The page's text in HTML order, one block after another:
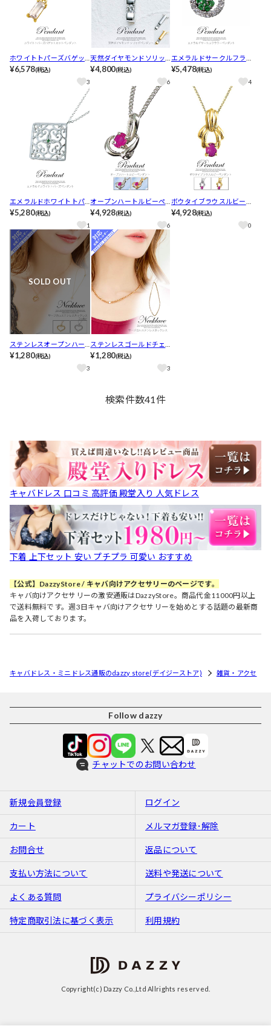
ホワイトトパーズバゲッ
トカットペンダントゴー
¥6,578(税込)
3
天然ダイヤモンドソリッ
ドペンダント
¥4,800(税込)
6
エメラルドサークルフラ
ワーペンダント
¥5,478(税込)
4
エメラルドホワイトトパ
ーズペンダント
¥5,280(税込)
1
オープンハートルビーペ
ンダント
¥4,928(税込)
6
ボウタイブラウスルビー
ペンダント
¥4,928(税込)
0
SOLD OUT
ステンレスオープンハー
トネックレス
¥1,280(税込)
3
ステンレスゴールドチェ
ーンネックレス
¥1,280(税込)
3
検索件数41件
キャバドレス 口コミ 高評価 殿堂入り 人気ドレス
下着 上下セット 安い プチプラ 可愛い おすすめ
【公式】DazzyStore / キャバ向けアクセサリーのページです。
キャバ向けアクセサリーの激安通販はDazzyStore。商品代金11000円以上
で送料無料です。週3日キャバ向けアクセサリーを始めとする話題の最新商
品を入荷しております。
キャバドレス・ミニドレス通販のdazzy store(デイジーストア) 雑貨・アクセ
Follow dazzy
チャットでのお問い合わせ
新規会員登録 ログイン
カート メルマガ登録･解除
お問合せ 返品について
支払い方法について 送料や発送について
よくある質問 プライバシーポリシー
特定商取引法に基づく表示 利用規約
Copyright(c) Dazzy Co.,Ltd Allrights reserved.